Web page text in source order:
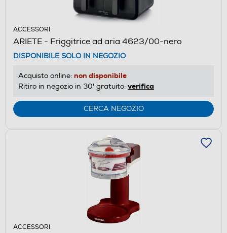
ACCESSORI
ARIETE - Friggitrice ad aria 4623/00-nero
DISPONIBILE SOLO IN NEGOZIO
Acquisto online: non disponibile
Ritiro in negozio in 30' gratuito: verifica
CERCA NEGOZIO
ACCESSORI